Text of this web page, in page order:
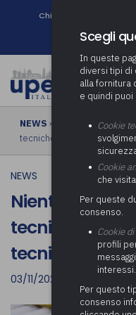
Chi siamo
NEWS › Niente incentivi
tecniche o di affidamenti
NEWS
Niente
tecniche in
tecniche o di
03/11/2022
Scegli
In queste
diversi tipi di
alla fornitura
e quindi puoi
Cookie
Cookie
che
Per queste
consenso.
Cookie
profili
interessi.
Per questo
consenso